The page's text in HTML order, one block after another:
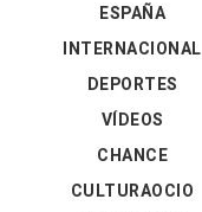
ESPAÑA
INTERNACIONAL
DEPORTES
VÍDEOS
CHANCE
CULTURAOCIO